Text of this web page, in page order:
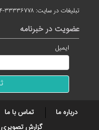
تبلیغات در سایت: ۳۳۳۳۶۷۷۸-۰۲۴
عضویت در خبرنامه
ایمیل
درباره ما تماس با ما
گزارش تصویری